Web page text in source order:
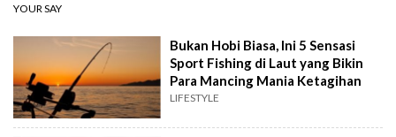
YOUR SAY
Bukan Hobi Biasa, Ini 5 Sensasi
Sport Fishing di Laut yang Bikin
Para Mancing Mania Ketagihan
LIFESTYLE